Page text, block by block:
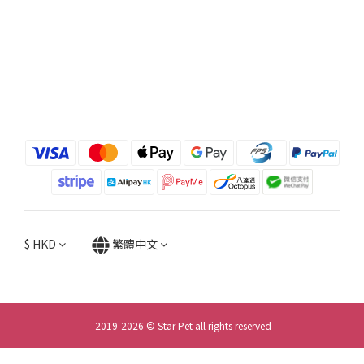
$ HKD 繁體中文
2019-2026 © Star Pet all rights reserved